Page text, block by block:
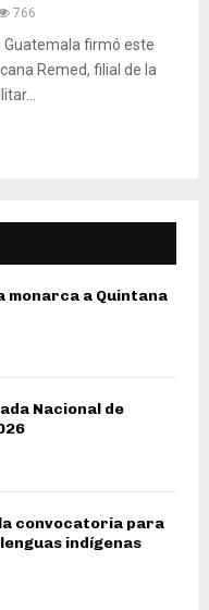
766
Guatemala firmó este
Remed, filial de la
monarca a Quintana
Nacional de
convocatoria para
indígenas